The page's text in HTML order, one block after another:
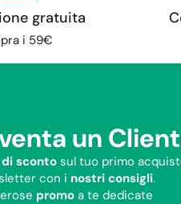
gratuita
i 59€
un
di sconto sul tuo primo
con i nostri consigli.
promoa te dedicate